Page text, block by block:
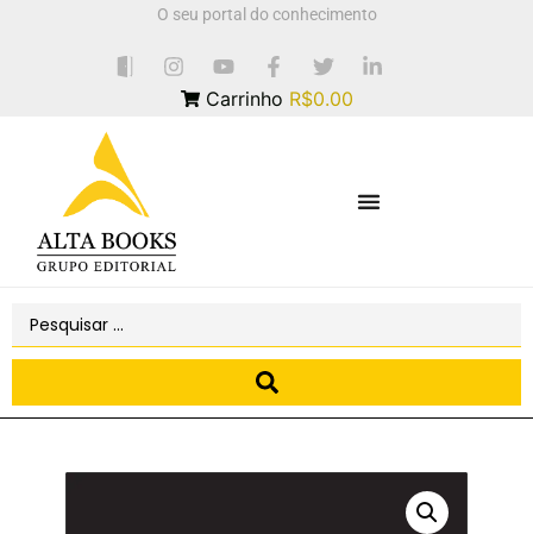
O seu portal do conhecimento
Carrinho R$0.00